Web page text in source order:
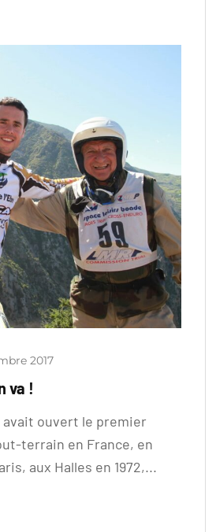
2017
va !
ouvert le premier
terrain en France, en
aux Halles en 1972,...